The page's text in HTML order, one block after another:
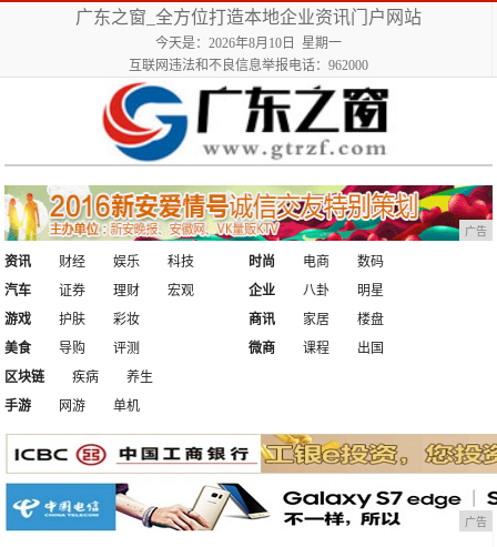
广东之窗_全方位打造本地企业资讯门户网站
今天是：2026年8月10日 星期一
互联网违法和不良信息举报电话：962000
广告
资讯 财经 娱乐
科技
汽车
证券 理财 宏观
时尚 电商
数码
企业
八卦
明星
游戏
护肤
彩妆
美食
导购 评测
商讯 家居
楼盘
微商
课程
出国
区块链
疾病
养生
手游
网游 单机
广告